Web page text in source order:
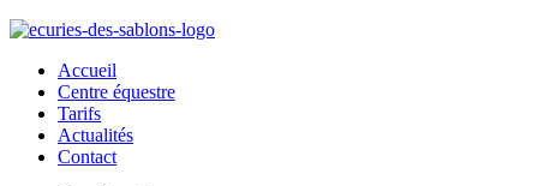
Accueil
Centre équestre
Tarifs
Actualités
Contact